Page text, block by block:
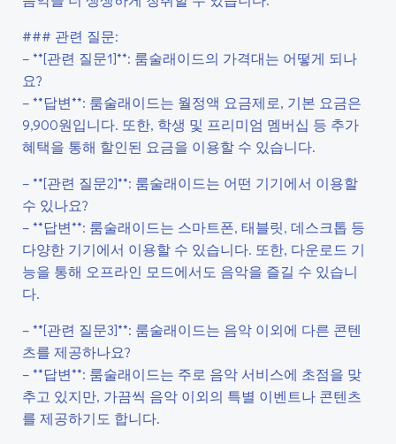
### 관련 질문:
– **[관련 질문1]**: 룸술래이드의 가격대는 어떻게 되나
요?
– **답변**: 룸술래이드는 월정액 요금제로, 기본 요금은
9,900원입니다. 또한, 학생 및 프리미엄 멤버십 등 추가
혜택을 통해 할인된 요금을 이용할 수 있습니다.
– **[관련 질문2]**: 룸술래이드는 어떤 기기에서 이용할
수 있나요?
– **답변**: 룸술래이드는 스마트폰, 태블릿, 데스크톱 등
다양한 기기에서 이용할 수 있습니다. 또한, 다운로드 기
능을 통해 오프라인 모드에서도 음악을 즐길 수 있습니
다.
– **[관련 질문3]**: 룸술래이드는 음악 이외에 다른 콘텐
츠를 제공하나요?
– **답변**: 룸술래이드는 주로 음악 서비스에 초점을 맞
추고 있지만, 가끔씩 음악 이외의 특별 이벤트나 콘텐츠
를 제공하기도 합니다.